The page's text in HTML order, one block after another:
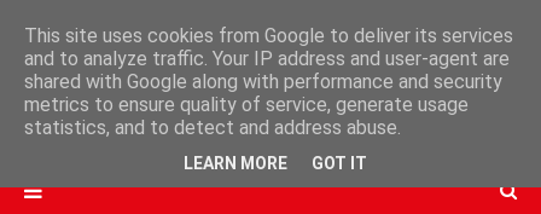
This site uses cookies from Google to deliver its services
and to analyze traffic. Your IP address and user-agent are
shared with Google along with performance and security
metrics to ensure quality of service, generate usage
statistics, and to detect and address abuse.
LEARN MORE GOT IT